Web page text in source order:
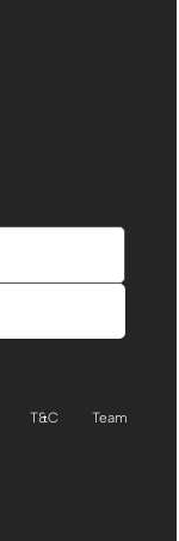
T&C
Team